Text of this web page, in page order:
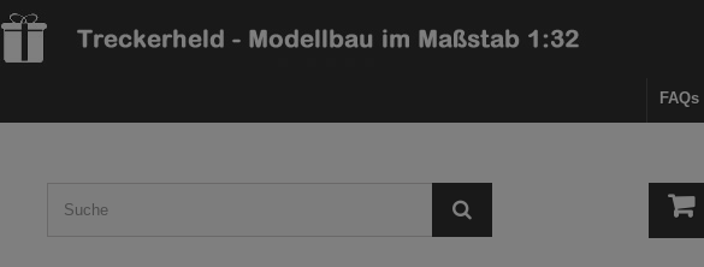
FAQs